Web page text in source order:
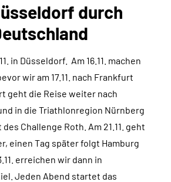
durch
in Düsseldorf. Am 16.11. machen
wir am 17.11. nach Frankfurt
geht die Reise weiter nach
und in die Triathlonregion Nürnberg
des Challenge Roth. Am 21.11. geht
einen Tag später folgt Hamburg
erreichen wir dann in
Jeden Abend startet das